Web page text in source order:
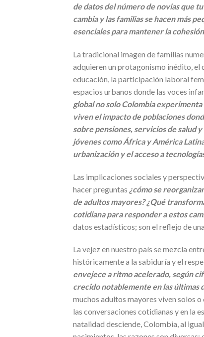
de datos del número de novias que
cambia y las familias se hacen más
esenciales para mantener la
La tradicional imagen de familias
adquieren un protagonismo inédito, el
educación, la participación laboral
espacios urbanos donde las voces
global no solo Colombia experimenta
viven el impacto de poblaciones
sobre pensiones, servicios de salud
jóvenes como África y América
urbanización y el acceso a
Las implicaciones sociales y
hacer preguntas ¿cómo se
de adultos mayores? ¿Qué
cotidiana para responder a estos
datos estadísticos; son el reflejo de
La vejez en nuestro país se mezcla
históricamente a la sabiduría y el
envejece a ritmo acelerado, según
crecido notablemente en las últimas
muchos adultos mayores viven solos
las conversaciones cotidianas y en la
natalidad desciende, Colombia, al